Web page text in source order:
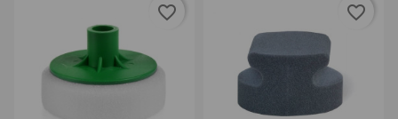
favorite_border favorite_border